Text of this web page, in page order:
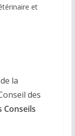
et
la
des
Conseils